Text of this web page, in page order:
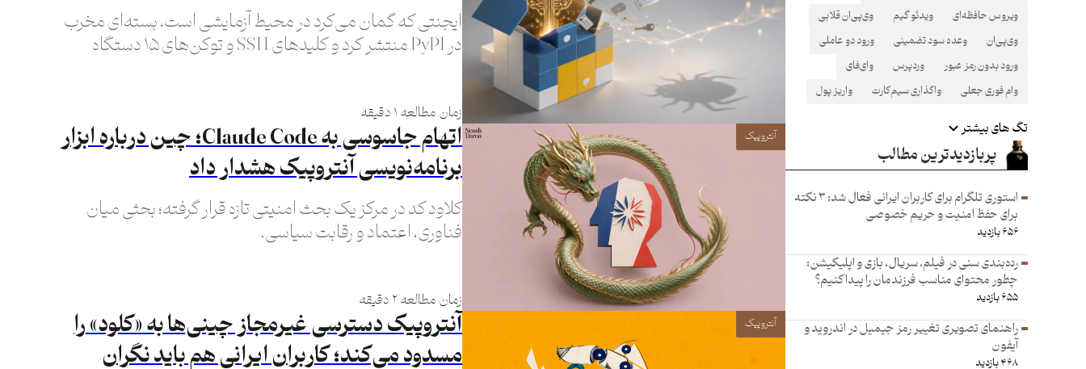
ویروس حافظه‌ای
ویدئو گیم
وی‌پی‌ان قلابی
وی‌پی‌ان
وعده سود تضمینی
ورود دو عاملی
ورود بدون رمز عبور
وردپرس
وای‌فای
وام فوری جعلی
واگذاری سیم‌کارت واریز پول
تگ های بیشتر
پربازدیدترین مطالب
استوری تلگرام برای کاربران ایرانی فعال شد: ۳ نکته
برای حفظ امنیت و حریم خصوصی
۶۵۶ بازدید
رده‌بندی سنی در فیلم، سریال، بازی و اپلیکیشن:
چطور محتوای مناسب فرزند‌مان را پیدا کنیم؟
۶۵۵ بازدید
راهنمای تصویری تغییر رمز جیمیل در اندروید و
آیفون
۴۶۸ بازدید
ایجنتی که گمان می‌کرد در محیط آزمایشی است، بسته‌ای مخرب
در PyPI منتشر کرد و کلیدهای SSH و توکن‌های ۱۵ دستگاه
زمان مطالعه ۱ دقیقه
آنتروپیک
اتهام جاسوسی به Claude Code؛ چین درباره ابزار
برنامه‌نویسی آنتروپیک هشدار داد
کلاود کد در مرکز یک بحث امنیتی تازه قرار گرفته؛ بحثی میان
فناوری، اعتماد و رقابت سیاسی.
زمان مطالعه ۲ دقیقه
آنتروپیک
آنتروپیک دسترسی غیرمجاز چینی‌ها به «کلود» را
مسدود می‌کند؛ کاربران ایرانی هم باید نگران